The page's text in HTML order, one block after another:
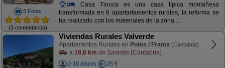
8 Fotos
(3 comentarios)
Casa Tinuca es una casa típica montañesa
transformada en 6 apartartamentos rurales, la reforma se
ha realizado con los materiales de la zona ...
Viviendas Rurales Valverde
Apartamentos Rurales en Potes / Frama (Cantabria)
a 18,6 km de Santotis (Cantabria)
2-18 plazas
25 €